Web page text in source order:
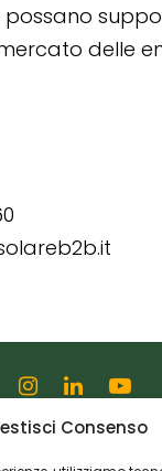
Consenso
possano
delle